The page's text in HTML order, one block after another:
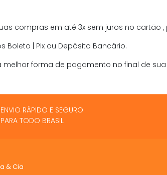
compras em até 3x sem juros no cartão ,
Boleto | Pix ou Depósito Bancário.
melhor forma de pagamento no final de
ENVIO RÁPIDO E SEGURO
PARA TODO BRASIL
& Cia